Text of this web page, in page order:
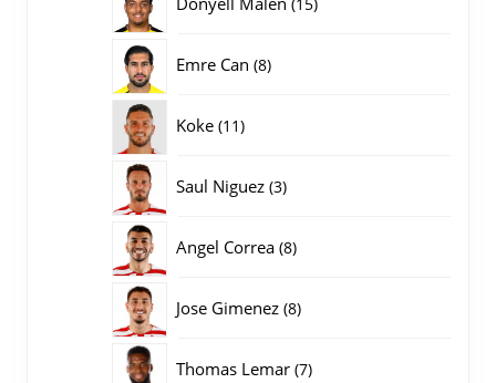
Emre Can 88
Koke 1111
Saul Niguez 33
Angel Correa 88
Jose Gimenez 88
Thomas Lemar 77